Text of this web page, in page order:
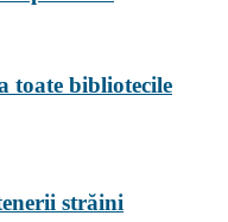
toate bibliotecile
străini